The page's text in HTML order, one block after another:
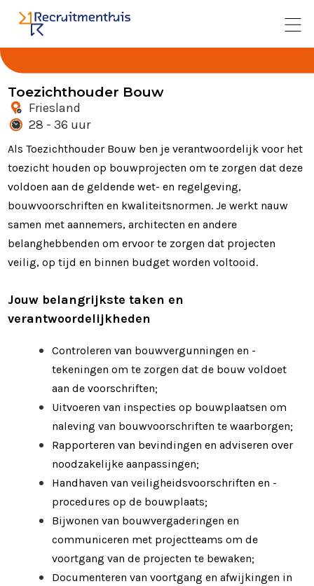
Toezichthouder Bouw
Friesland
28 - 36 uur
Als Toezichthouder Bouw ben je verantwoordelijk voor het
toezicht houden op bouwprojecten om te zorgen dat deze
voldoen aan de geldende wet- en regelgeving,
bouwvoorschriften en kwaliteitsnormen. Je werkt nauw
samen met aannemers, architecten en andere
belanghebbenden om ervoor te zorgen dat projecten
veilig, op tijd en binnen budget worden voltooid.
Jouw belangrijkste taken en
verantwoordelijkheden
Controleren van bouwvergunningen en -
tekeningen om te zorgen dat de bouw voldoet
aan de voorschriften;
Uitvoeren van inspecties op bouwplaatsen om
naleving van bouwvoorschriften te waarborgen;
Rapporteren van bevindingen en adviseren over
noodzakelijke aanpassingen;
Handhaven van veiligheidsvoorschriften en -
procedures op de bouwplaats;
Bijwonen van bouwvergaderingen en
communiceren met projectteams om de
voortgang van de projecten te bewaken;
Documenteren van voortgang en afwijkingen in